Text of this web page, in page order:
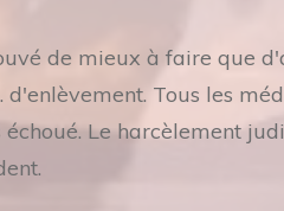
de mieux à faire que
Tous les
Le harcèlement